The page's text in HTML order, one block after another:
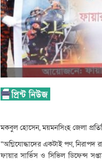
মকবুল হোসেন, ময়মনসিংহ জেলা
“অগ্নিযোদ্ধাদের একটাই পণ,
ফায়ার সার্ভিস ও সিভিল ডিফেন্স